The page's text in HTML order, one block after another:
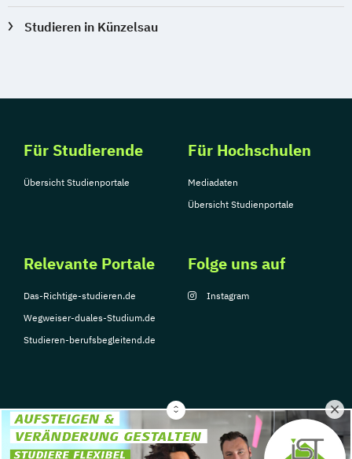
Studieren in Künzelsau
Für Studierende
Übersicht Studienportale
Für Hochschulen
Mediadaten
Übersicht Studienportale
Relevante Portale
Das-Richtige-studieren.de
Wegweiser-duales-Studium.de
Studieren-berufsbegleitend.de
Folge uns auf
Instagram
© Copyright 2026, TarGroup Media GmbH